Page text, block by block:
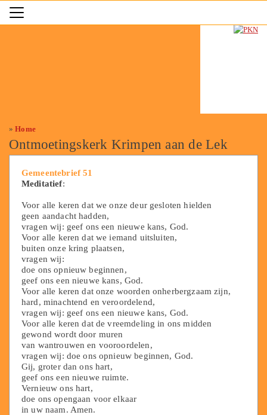
»Home
Ontmoetingskerk Krimpen aan de Lek
Gemeentebrief 51
Meditatief:
Voor alle keren dat we onze deur gesloten hielden
geen aandacht hadden,
vragen wij: geef ons een nieuwe kans, God.
Voor alle keren dat we iemand uitsluiten,
buiten onze kring plaatsen,
vragen wij:
doe ons opnieuw beginnen,
geef ons een nieuwe kans, God.
Voor alle keren dat onze woorden onherbergzaam zijn,
hard, minachtend en veroordelend,
vragen wij: geef ons een nieuwe kans, God.
Voor alle keren dat de vreemdeling in ons midden
gewond wordt door muren
van wantrouwen en vooroordelen,
vragen wij: doe ons opnieuw beginnen, God.
Gij, groter dan ons hart,
geef ons een nieuwe ruimte.
Vernieuw ons hart,
doe ons opengaan voor elkaar
in uw naam. Amen.